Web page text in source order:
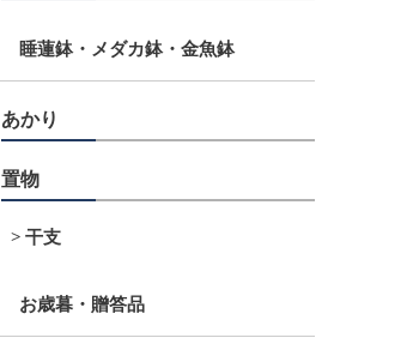
睡蓮鉢・メダカ鉢・金魚鉢
あかり
置物
干支
お歳暮・贈答品